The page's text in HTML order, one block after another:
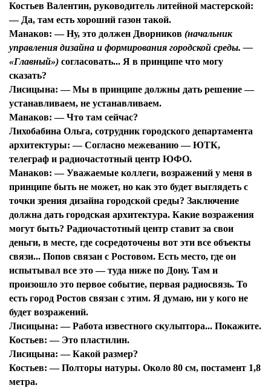
Костьев Валентин, руководитель литейной мастерской:
— Да, там есть хороший газон такой.
Манаков:— Ну, это должен Дворников (начальник
управления дизайна и формирования городской среды. —
«Главный») согласовать... Я в принципе что могу
сказать?
Лисицына:— Мы в принципе должны дать решение —
устанавливаем, не устанавливаем.
Манаков:— Что там сейчас?
Лихобабина Ольга, сотрудник городского департамента
архитектуры:— Согласно межеванию — ЮТК,
телеграф и радиочастотный центр ЮФО.
Манаков:— Уважаемые коллеги, возражений у меня в
принципе быть не может, но как это будет выглядеть с
точки зрения дизайна городской среды? Заключение
должна дать городская архитектура. Какие возражения
могут быть? Радиочастотный центр ставит за свои
деньги, в месте, где сосредоточены вот эти все объекты
связи... Попов связан с Ростовом. Есть место, где он
испытывал все это — туда ниже по Дону. Там и
произошло это первое событие, первая радиосвязь. То
есть город Ростов связан с этим. Я думаю, ни у кого не
будет возражений.
Лисицына:— Работа известного скульптора... Покажите.
Костьев:— Это пластилин.
Лисицына:— Какой размер?
Костьев:— Полторы натуры. Около 80 см, постамент 1,8
метра.